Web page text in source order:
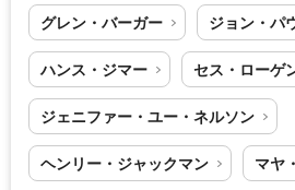
グレン・バーガー ジョン・パ
ハンス・ジマー セス・ローゲ
ジェニファー・ユー・ネルソン
ヘンリー・ジャックマン マヤ